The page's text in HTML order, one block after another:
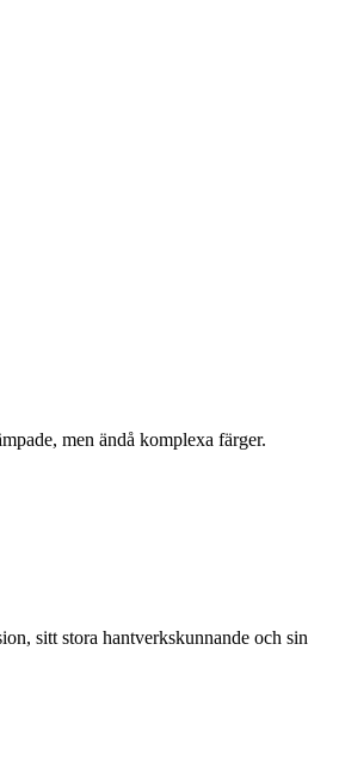
men ändå komplexa färger.
sitt stora hantverkskunnande och sin